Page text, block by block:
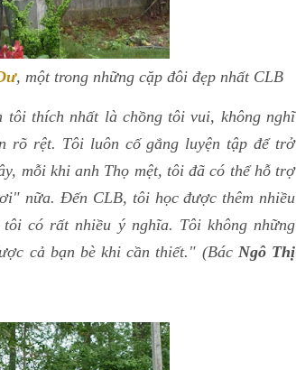
, một trong những cặp đôi đẹp nhất CLB
thích nhất là chồng tôi vui, không nghĩ
rõ rệt. Tôi luôn cố gắng luyện tập để trở
mỗi khi anh Thọ mệt, tôi đã có thể hỗ trợ
nữa. Đến CLB, tôi học được thêm nhiều
có rất nhiều ý nghĩa. Tôi không những
cả bạn bè khi cần thiết." (BácNgô Thị